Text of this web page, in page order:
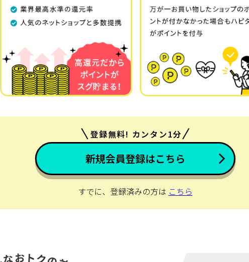
登録無料! カンタン1分
新規会員登録はこちら
すでに、登録済みの方は こちら